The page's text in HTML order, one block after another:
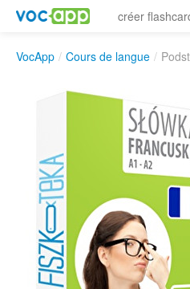
créer
VocApp / Cours de langue /